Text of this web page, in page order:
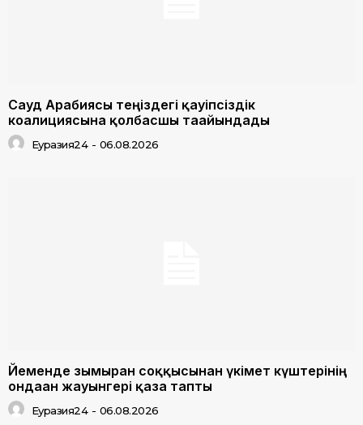
Сауд Арабиясы теңіздегі қауіпсіздік
коалициясына қолбасшы тағайындады
Еуразия24 - 06.08.2026
Йеменде зымыран соққысынан үкімет күштерінің
ондаған жауынгері қаза тапты
Еуразия24 - 06.08.2026